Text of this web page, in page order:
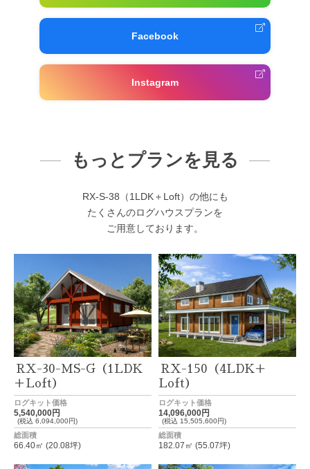
Facebook
Instagram
もっとプランを見る
RX-S-38（1LDK＋Loft）の他にも
たくさんのログハウスプランを
ご用意しております。
RX-30-MS-G（1LDK
＋Loft）
ログキット価格
5,540,000円
(税込 6,094,000円)
総面積
66.40㎡ (20.08坪)
RX-150（4LDK＋
Loft）
ログキット価格
14,096,000円
(税込 15,505,600円)
総面積
182.07㎡ (55.07坪)